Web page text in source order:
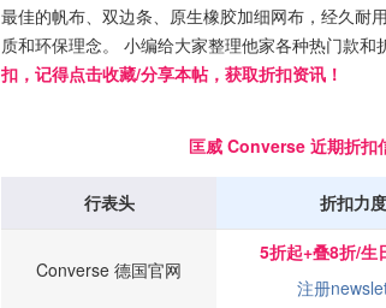
最佳的帆布、双边条、原生橡胶加细网布，经久耐
质和环保理念。 小编给大家整理他家各种热门款和
扣，记得点击收藏/分享本帖，获取折扣资讯！
匡威 Converse 近期折扣
行表头 折扣力度
Converse 德国官网
5折起+叠8折/生
注册